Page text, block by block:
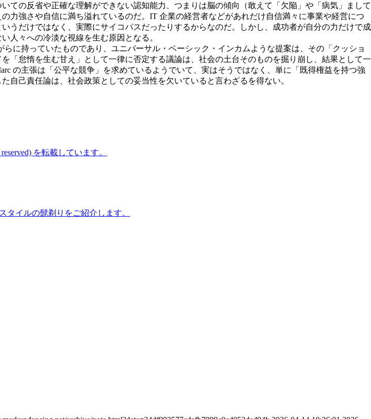
ての反省や正確な理解ができない認知能力、つまりは脳の傾向（敢えて「欠陥」や「病気」まして
力強さや自信に満ち溢れているのだ。IT 企業の経営者などがあれだけ自信満々に事業や経営につ
うだけではなく、実際にサイコパスだったりするからなのだ。しかし、成功者が自分の力だけで成
人々への冷淡な視線を生む原因となる。
に持っていたものであり、ユニバーサル・ベーシック・インカムような提案は、その「クッショ
「怠惰を生む甘え」として一律に否定する議論は、社会の土台そのものを掘り崩し、結果として一
の主張は「公平な競争」を求めているようでいて、実はそうではなく、単に「既得権益を持つ強
己責任論は、社会政策としての妥当性を欠いていると言わざるを得ない。
を転載しています。
タイルの髭剃りをご紹介します。